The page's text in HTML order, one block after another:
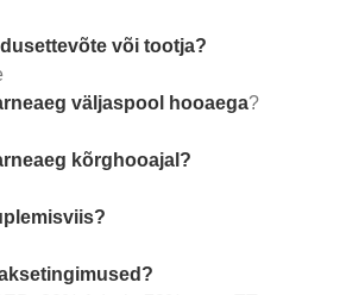
või tootja?
väljaspool hooaega?
kõrghooajal?